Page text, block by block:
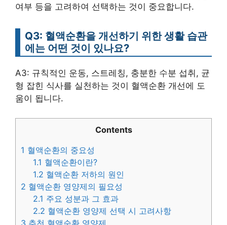
여부 등을 고려하여 선택하는 것이 중요합니다.
Q3: 혈액순환을 개선하기 위한 생활 습관
에는 어떤 것이 있나요?
A3: 규칙적인 운동, 스트레칭, 충분한 수분 섭취, 균
형 잡힌 식사를 실천하는 것이 혈액순환 개선에 도
움이 됩니다.
Contents
1 혈액순환의 중요성
1.1 혈액순환이란?
1.2 혈액순환 저하의 원인
2 혈액순환 영양제의 필요성
2.1 주요 성분과 그 효과
2.2 혈액순환 영양제 선택 시 고려사항
3 추천 혈액순환 영양제